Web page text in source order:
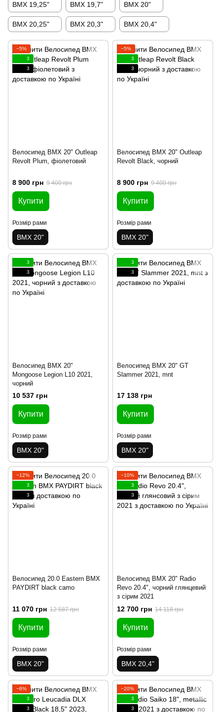
BMX 19,25" BMX 19,7" BMX 20"
BMX 20,25" BMX 20,3" BMX 20,4"
−5%
3
3
Велосипед BMX 20" Outleap
Revolt Plum, фіолетовий
8 900 грн 9 400 грн
Купити
Розмір рами
BMX 20"
−5%
3
3
Велосипед BMX 20" Outleap
Revolt Black, чорний
8 900 грн 9 400 грн
Купити
Розмір рами
BMX 20"
3
3
Велосипед BMX 20"
Mongoose Legion L10 2021,
чорний
10 537 грн
Купити
Розмір рами
BMX 20"
3
3
Велосипед BMX 20" GT
Slammer 2021, mnt
17 138 грн
Купити
Розмір рами
BMX 20"
−12%
3
3
Велосипед 20.0 Eastern BMX
PAYDIRT black camo
11 070 грн 12 587 грн
Купити
Розмір рами
BMX 20"
−10%
3
3
Велосипед BMX 20" Radio
Revo 20.4", чорний глянцевий
з сірим 2021
12 700 грн 14 118 грн
Купити
Розмір рами
BMX 20,4"
−6%
3
3
−20%
3
3